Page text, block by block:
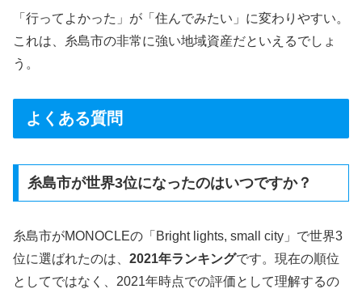
「行ってよかった」が「住んでみたい」に変わりやすい。
これは、糸島市の非常に強い地域資産だといえるでしょ
う。
よくある質問
糸島市が世界3位になったのはいつですか？
糸島市がMONOCLEの「Bright lights, small city」で世界3
位に選ばれたのは、 2021年ランキングです。現在の順位
としてではなく、2021年時点での評価として理解するの